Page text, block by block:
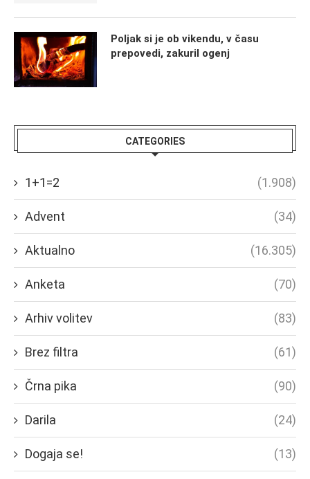
Poljak si je ob vikendu, v času
prepovedi, zakuril ogenj
CATEGORIES
1+1=2 (1.908)
Advent (34)
Aktualno (16.305)
Anketa (70)
Arhiv volitev (83)
Brez filtra (61)
Črna pika (90)
Darila (24)
Dogaja se! (13)